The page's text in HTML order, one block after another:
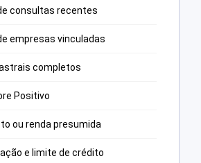
consultas recentes
empresas vinculadas
completos
Positivo
ou renda presumida
e limite de crédito